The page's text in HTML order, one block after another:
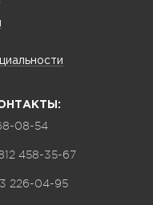
08-54
458-35-67
226-04-95